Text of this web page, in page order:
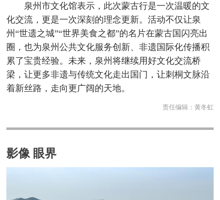
泉州市文化馆表示，此次蒙古行是一次温暖的文
化交流，更是一次深刻的理念更新。活动不仅让泉
州“世遗之城”“世界美食之都”的名片在蒙古国闪亮出
圈，也为泉州公共文化服务创新、非遗国际化传播积
累了宝贵经验。未来，泉州将继续用好文化交流桥
梁，让更多非遗与传统文化走出国门，让刺桐文脉沿
着新丝路，走向更广阔的天地。
责任编辑： 黄冬虹
影像 眼界